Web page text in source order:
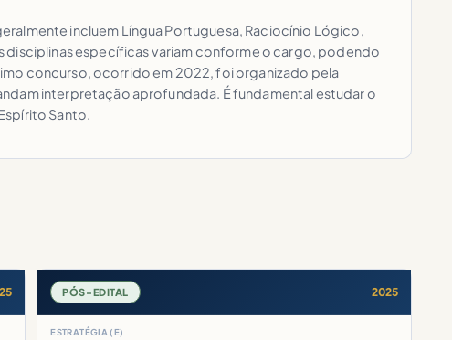
incluem Língua Portuguesa, Raciocínio Lógico,
disciplinas específicas variam conforme o cargo, podendo
concurso, ocorrido em 2022, foi organizado pela
interpretação aprofundada. É fundamental estudar o
Santo.
PÓS-EDITAL 2025
ESTRATÉGIA (E)